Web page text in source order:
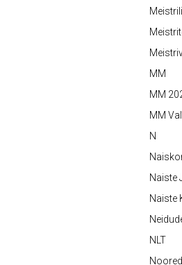
MM
MM
MM
N
Naiste
Naiste
NLT
Noored